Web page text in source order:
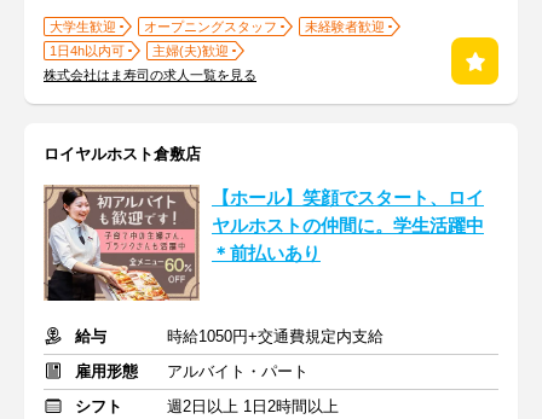
大学生歓迎 オープニングスタッフ
未経験者歓迎
1日4h以内可
主婦(夫)歓迎
株式会社はま寿司の求人一覧を見る
ロイヤルホスト倉敷店
【ホール】笑顔でスタート、ロイ
ヤルホストの仲間に。学生活躍中
＊前払いあり
給与
時給1050円+交通費規定内支給
雇用形態
アルバイト・パート
シフト
週2日以上 1日2時間以上